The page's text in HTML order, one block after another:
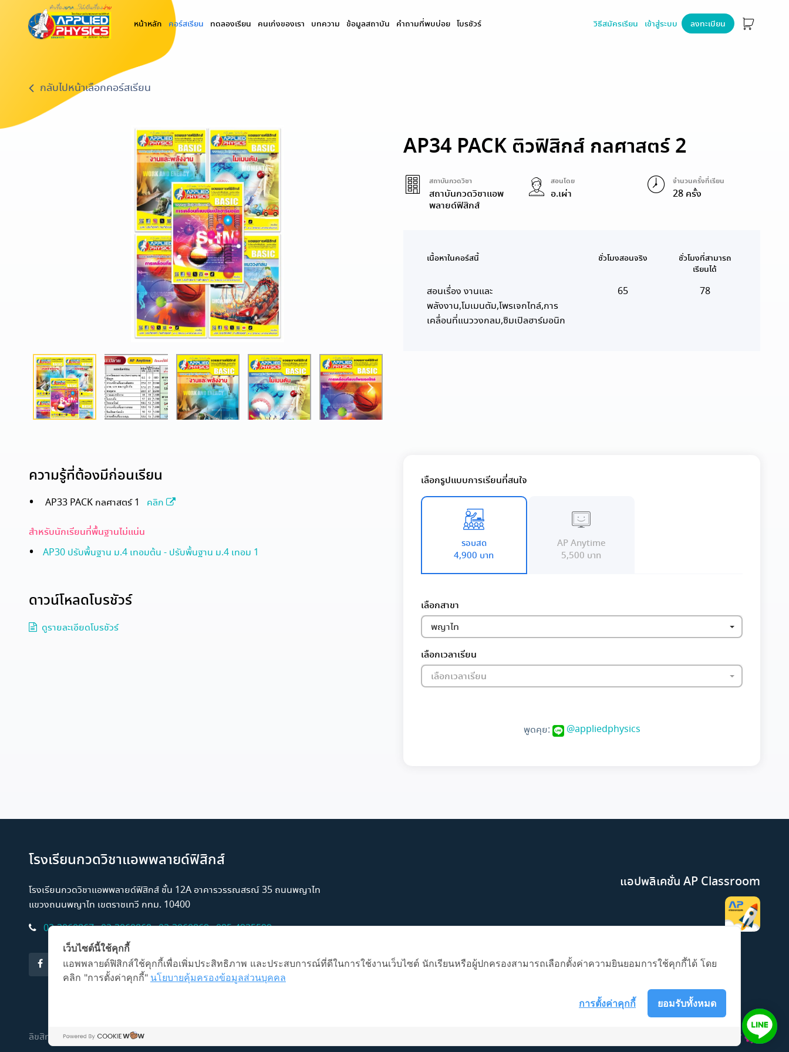
หน้าหลัก (current)
คอร์สเรียน ทดลองเรียน คนเก่งของเรา บทความ ข้อมูลสถาบัน คำถามที่พบบ่อย โบรชัวร์ วิธีสมัครเรียน เข้าสู่ระบบ ลงทะเบียน
กลับไปหน้าเลือกคอร์สเรียน
AP34 PACK ติวฟิสิกส์ กลศาสตร์ 2
สถาบันกวดวิชา
สถาบันกวดวิชาแอพ
พลายด์ฟิสิกส์
สอนโดย
อ.เผ่า
จำนวนครั้งที่เรียน
28 ครั้ง
เนื้อหาในคอร์สนี้ ชั่วโมงสอนจริง
ชั่วโมงที่สามารถ
เรียนได้
สอนเรื่อง งานและ
พลังงาน,โมเมนตัม,โพรเจกไทล์,การ
เคลื่อนที่แนววงกลม,ซิมเปิลฮาร์มอนิก
65 78
เลือกรูปแบบการเรียนที่สนใจ
รอบสด
4,900 บาท
AP Anytime
5,500 บาท
เลือกสาขา
พญาไท
เลือกเวลาเรียน
เลือกเวลาเรียน
พูดคุย: @appliedphysics
ความรู้ที่ต้องมีก่อนเรียน
AP33 PACK กลศาสตร์ 1 คลิก
สำหรับนักเรียนที่พื้นฐานไม่แน่น
AP30 ปรับพื้นฐาน ม.4 เทอมต้น - ปรับพื้นฐาน ม.4 เทอม 1
ดาวน์โหลดโบรชัวร์
ดูรายละเอียดโบรชัวร์
โรงเรียนกวดวิชาแอพพลายด์ฟิสิกส์
โรงเรียนกวดวิชาแอพพลายด์ฟิสิกส์ ชั้น 12A อาคารวรรณสรณ์ 35 ถนนพญาไท
แขวงถนนพญาไท เขตราชเทวี กทม. 10400
02-3060867,02-3060868,02-3060869,085-4925599
แอปพลิเคชั่น AP Classroom
ลิขสิทธิ์ © 2026 โรงเรียนกวดวิชาแอพพลายด์ฟิสิกส์ Platform by
เว็บไซต์นี้ใช้คุกกี้
แอพพลายด์ฟิสิกส์ใช้คุกกี้เพื่อเพิ่มประสิทธิภาพ และประสบการณ์ที่ดีในการใช้งานเว็บไซต์ นักเรียนหรือผู้ปกครองสามารถเลือกตั้งค่าความยินยอมการใช้คุกกี้ได้ โดย
คลิก "การตั้งค่าคุกกี้" นโยบายคุ้มครองข้อมูลส่วนบุคคล
ยอมรับทั้งหมด
การตั้งค่าคุกกี้